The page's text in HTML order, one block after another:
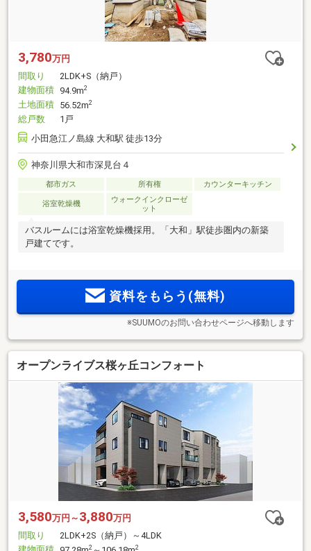
3,780万円
間取り
2LDK+S（納戸）
建物面積 94.9m2
土地面積 56.52m2
総戸数
1戸
小田急江ノ島線 大和駅 徒歩13分
神奈川県大和市深見台４
都市ガス 所有権 カウンターキッチン
浴室乾燥機
ウォークインクローゼ
ット
バスルームには浴室乾燥機採用。「大和」駅徒歩圏内の新築
戸建てです。
資料をもらう(無料)
※SUUMOのお問い合わせページへ移動します
オープンライブス桜ヶ丘コンフォート
3,580万円～ 3,880万円
間取り
2LDK+2S（納戸）～4LDK
2 2